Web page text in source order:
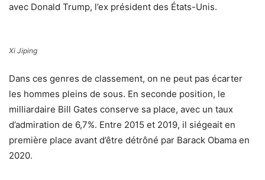
avec Donald Trump, l’ex président des États-Unis.
Xi Jiping
Dans ces genres de classement, on ne peut pas écarter
les hommes pleins de sous. En seconde position, le
milliardaire Bill Gates conserve sa place, avec un taux
d’admiration de 6,7%. Entre 2015 et 2019, il siégeait en
première place avant d’être détrôné par Barack Obama en
2020.